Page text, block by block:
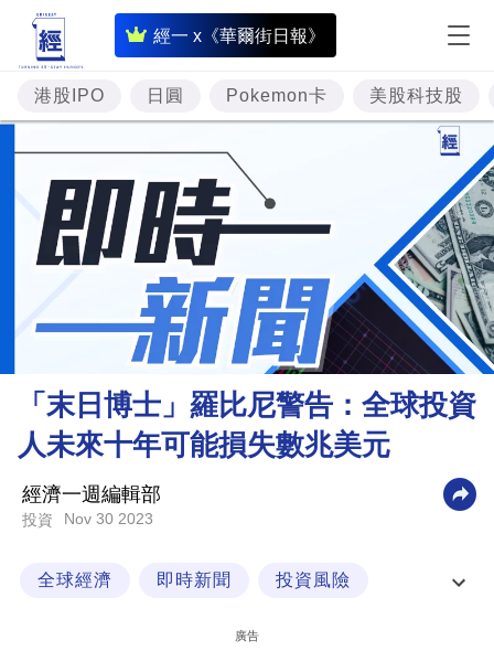
經一 x《華爾街日報》
即
時
財
經
專
題
投
資
樓
市
財
商
業
科
港股IPO 日圓 Pokemon卡 美股科技股
「末日博士」羅比尼警告：全球投資
人未來十年可能損失數兆美元
經濟一週編輯部
投資 Nov 30 2023
全球經濟 即時新聞 投資風險
廣告